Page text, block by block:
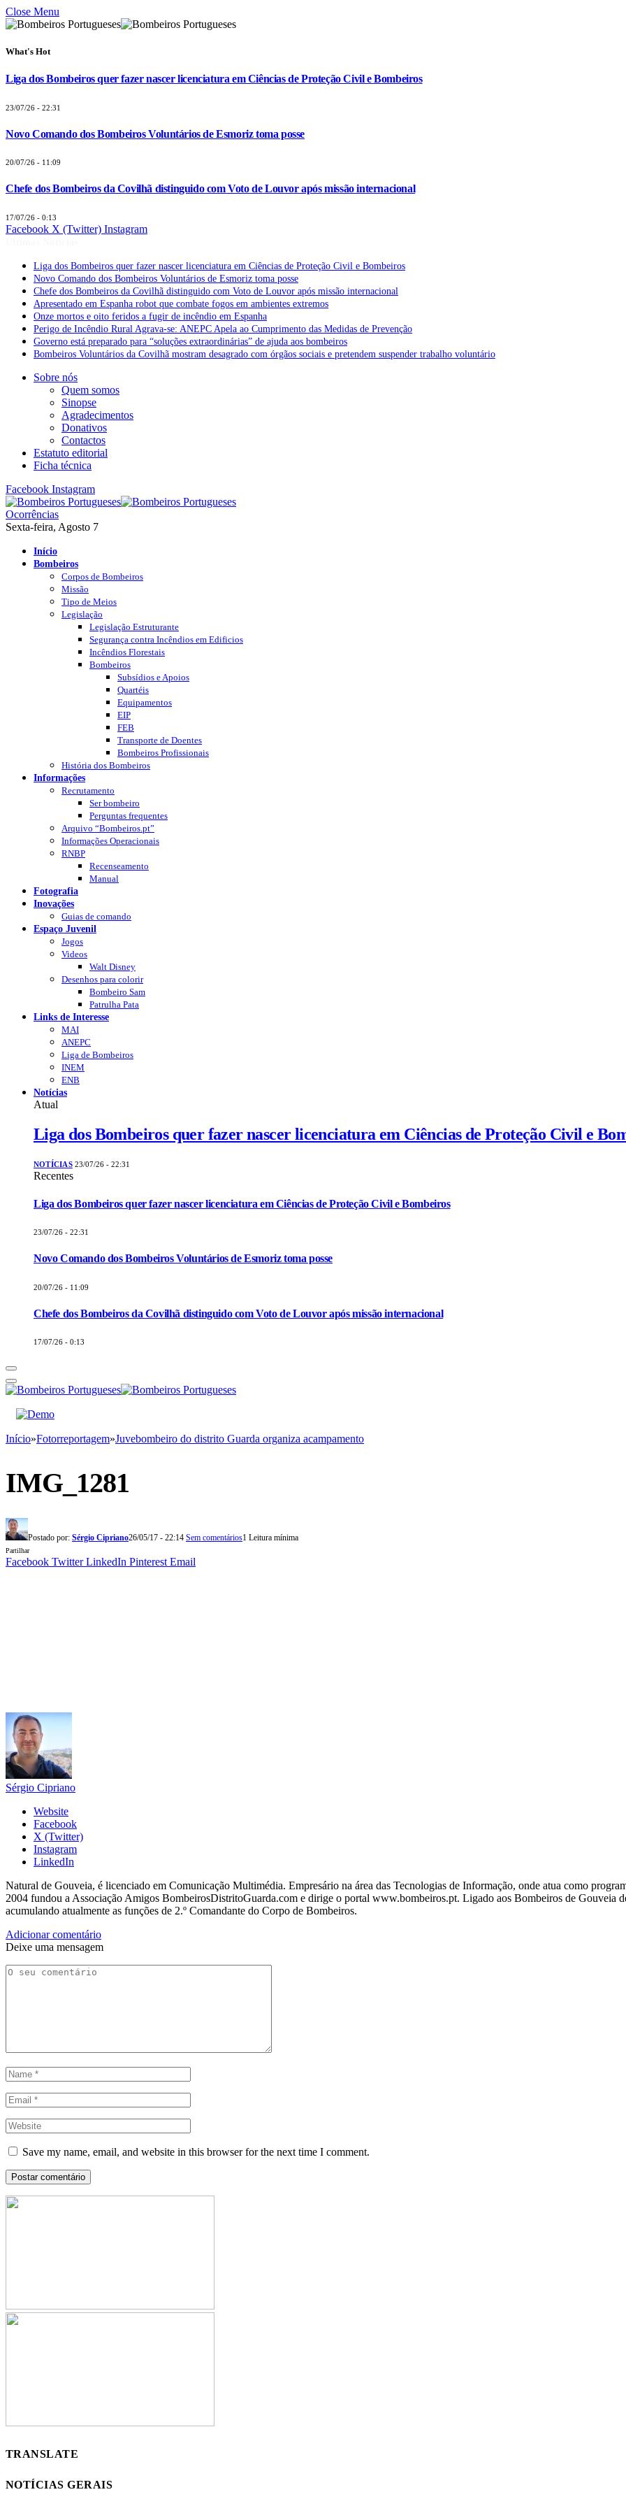
Close Menu
What's Hot
Liga dos Bombeiros quer fazer nascer licenciatura em Ciências de Proteção Civil e Bombeiros
23/07/26 - 22:31
Novo Comando dos Bombeiros Voluntários de Esmoriz toma posse
20/07/26 - 11:09
Chefe dos Bombeiros da Covilhã distinguido com Voto de Louvor após missão internacional
17/07/26 - 0:13
Facebook X (Twitter) Instagram
Liga dos Bombeiros quer fazer nascer licenciatura em Ciências de Proteção Civil e Bombeiros
Novo Comando dos Bombeiros Voluntários de Esmoriz toma posse
Chefe dos Bombeiros da Covilhã distinguido com Voto de Louvor após missão internacional
Apresentado em Espanha robot que combate fogos em ambientes extremos
Onze mortos e oito feridos a fugir de incêndio em Espanha
Perigo de Incêndio Rural Agrava-se: ANEPC Apela ao Cumprimento das Medidas de Prevenção
Governo está preparado para “soluções extraordinárias” de ajuda aos bombeiros
Bombeiros Voluntários da Covilhã mostram desagrado com órgãos sociais e pretendem suspender trabalho voluntário
Sobre nós
Quem somos
Sinopse
Agradecimentos
Donativos
Contactos
Estatuto editorial
Ficha técnica
Facebook Instagram
Ocorrências
Sexta-feira, Agosto 7
Início
Bombeiros
Corpos de Bombeiros
Missão
Tipo de Meios
Legislação
Legislação Estruturante
Segurança contra Incêndios em Edificios
Incêndios Florestais
Bombeiros
Subsídios e Apoios
Quartéis
Equipamentos
EIP
FEB
Transporte de Doentes
Bombeiros Profissionais
História dos Bombeiros
Informações
Recrutamento
Ser bombeiro
Perguntas frequentes
Arquivo “Bombeiros.pt”
Informações Operacionais
RNBP
Recenseamento
Manual
Fotografia
Inovações
Guias de comando
Espaço Juvenil
Jogos
Videos
Walt Disney
Desenhos para colorir
Bombeiro Sam
Patrulha Pata
Links de Interesse
MAI
ANEPC
Liga de Bombeiros
INEM
ENB
Notícias
Atual
Liga dos Bombeiros quer fazer nascer licenciatura em Ciências de Proteção Civil e
NOTÍCIAS 23/07/26 - 22:31
Recentes
Liga dos Bombeiros quer fazer nascer licenciatura em Ciências de Proteção Civil e Bombeiros
23/07/26 - 22:31
Novo Comando dos Bombeiros Voluntários de Esmoriz toma posse
20/07/26 - 11:09
Chefe dos Bombeiros da Covilhã distinguido com Voto de Louvor após missão internacional
17/07/26 - 0:13
Início»Fotorreportagem»Juvebombeiro do distrito Guarda organiza acampamento
IMG_1281
Postado por: Sérgio Cipriano26/05/17 - 22:14 Sem comentários1 Leitura mínima
Partilhar
Facebook Twitter LinkedIn Pinterest Email
Sérgio Cipriano
Website
Facebook
X (Twitter)
Instagram
LinkedIn
Natural de Gouveia, é licenciado em Comunicação Multimédia. Empresário na área das Tecnologias de Informação, onde atua como
2004 fundou a Associação Amigos BombeirosDistritoGuarda.com e dirige o portal www.bombeiros.pt. Ligado aos Bombeiros de Gouveia
acumulando atualmente as funções de 2.º Comandante do Corpo de Bombeiros.
Adicionar comentário
Deixe uma mensagem
Save my name, email, and website in this browser for the next time I comment.
TRANSLATE
NOTÍCIAS GERAIS